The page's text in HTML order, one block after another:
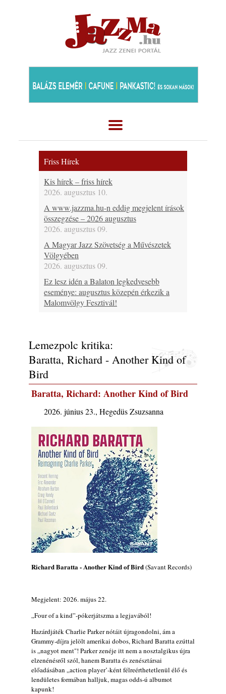
Friss Hírek
Kis hírek – friss hírek
2026. augusztus 10.
A www.jazzma.hu-n eddig megjelent írások
összegzése – 2026 augusztus
2026. augusztus 09.
A Magyar Jazz Szövetség a Művészetek
Völgyében
2026. augusztus 09.
Ez lesz idén a Balaton legkedvesebb
eseménye: augusztus közepén érkezik a
Malomvölgy Fesztivál!
tudok… 19. rész: XXXI. Szoboszlói
Dixieland Napok (Hajdúszoboszló – 2026.
augusztus 21-22-23.)
2026. augusztus 08.
Jazz-rock albumok 1986-ból - Shakatak
„Into the Blue”
2026. augusztus 08.
Visions" lemezbemutató koncert
2026. augusztus 07.
Jazz-rock albumok 1985-ből - Issei Noro
„Sweet Sphere”
2026. augusztus 07.
Jazz-rock albumok 1984-ből - John Scofield
„Electric Outlet”
2026. augusztus 06.
X. BOHÉM JAZZFŐVÁROS fesztivál,
Kecskemét, 2026. augusztus 6-9.: 4 nap, 4
színpad, 10 ország zenészei, 40 óra zene és
tánc!
Márton
2026. augusztus 05.
Jazz-rock albumok 1983-ból - John Scofield
„Out like a Light”
2026. augusztus 05.
Jazz-rock albumok 1982-ből - John Scofield
„Shinola”
2026. augusztus 04.
Lemezpolc kritika:
Baratta, Richard - Another Kind of
Bird
Baratta, Richard: Another Kind of Bird
2026. június 23., Hegedüs Zsuzsanna
Richard Baratta - Another Kind of Bird(Savant Records)
Megjelent: 2026. május 22.
„Four of a kind”-pókerjátszma a legjavából!
Hazárdjáték Charlie Parker nótáit újragondolni, ám a
Grammy-díjra jelölt amerikai dobos, Richard Baratta ezúttal
is „nagyot ment"! Parker zenéje itt nem a nosztalgikus újra
elzenénésről szól, hanem Baratta és zenésztársai
előadásában „action player’-ként félreérthetetlenül élő és
lendületes formában halljuk, magas odds-ú albumot
kapunk!